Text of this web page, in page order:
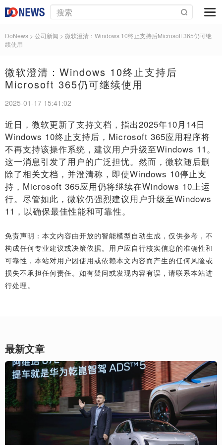
DoNews > 公司新闻 > 微软澄清：Windows 10终止支持后Microsoft 365仍可继
续使用
微软澄清：Windows 10终止支持后
Microsoft 365仍可继续使用
2025-01-17 15:41:02
近日，微软更新了支持文档，指出2025年10月14日
Windows 10终止支持后，Microsoft 365应用程序将
不再支持该操作系统，建议用户升级至Windows 11。
这一消息引发了用户的广泛担忧。然而，微软随后删
除了相关文档，并澄清称，即使Windows 10停止支
持，Microsoft 365应用仍将继续在Windows 10上运
行。尽管如此，微软仍强烈建议用户升级至Windows
11，以确保最佳性能和可靠性。
免责声明：本文内容由开放的智能模型自动生成，仅供参考，不
构成任何专业建议或决策依据。用户应自行核实信息的准确性和
可靠性，本站对用户因使用或依赖本文内容而产生的任何风险或
损失不承担任何责任。如有疑问或发现内容有误，请联系本站进
行处理。
最新文章